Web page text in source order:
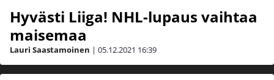
Hyvästi Liiga! NHL-lupaus vaihtaa
maisemaa
Lauri Saastamoinen | 05.12.2021 16:39